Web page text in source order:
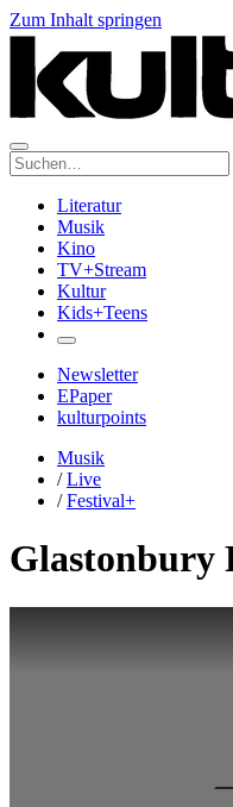
Zum Inhalt springen
Suche:
Literatur
Musik
Kino
TV+Stream
Kultur
Kids+Teens
Newsletter
EPaper
kulturpoints
Musik
/Live
/Festival+
Glastonbury